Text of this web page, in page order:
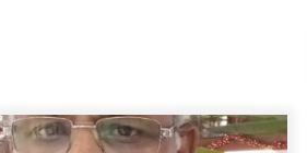
इतिहास बदलने के प्रयास का विरोध करना होगा